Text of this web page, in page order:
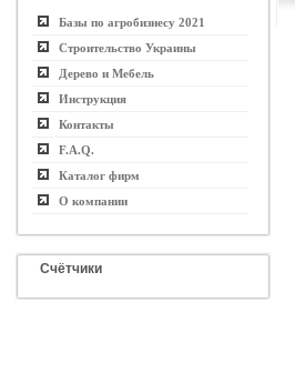
Базы по агробизнесу 2021
Строительство Украины
Дерево и Мебель
Инструкция
Контакты
F.A.Q.
Каталог фирм
О компании
Счётчики